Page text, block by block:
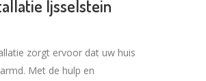
Ijsselstein
zorgt ervoor dat uw huis
Met de hulp en